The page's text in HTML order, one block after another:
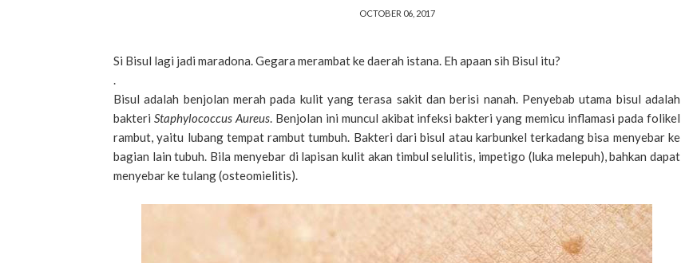
OCTOBER 06, 2017
Si Bisul lagi jadi maradona. Gegara merambat ke daerah istana. Eh apaan sih Bisul itu?
.
Bisul adalah benjolan merah pada kulit yang terasa sakit dan berisi nanah. Penyebab utama bisul adalah
bakteri Staphylococcus Aureus. Benjolan ini muncul akibat infeksi bakteri yang memicu inflamasi pada folikel
rambut, yaitu lubang tempat rambut tumbuh. Bakteri dari bisul atau karbunkel terkadang bisa menyebar ke
bagian lain tubuh. Bila menyebar di lapisan kulit akan timbul selulitis, impetigo (luka melepuh), bahkan dapat
menyebar ke tulang (osteomielitis).